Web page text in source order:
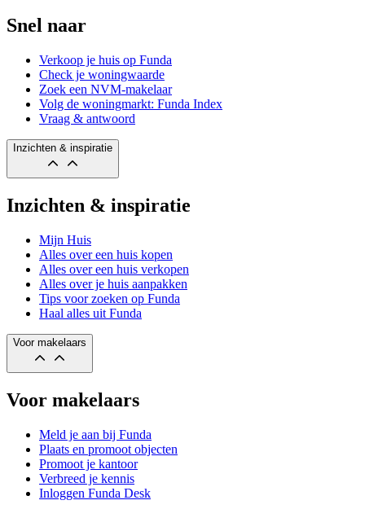
Snel naar
Verkoop je huis op Funda
Check je woningwaarde
Zoek een NVM-makelaar
Volg de woningmarkt: Funda Index
Vraag & antwoord
Inzichten & inspiratie
Inzichten & inspiratie
Mijn Huis
Alles over een huis kopen
Alles over een huis verkopen
Alles over je huis aanpakken
Tips voor zoeken op Funda
Haal alles uit Funda
Voor makelaars
Voor makelaars
Meld je aan bij Funda
Plaats en promoot objecten
Promoot je kantoor
Verbreed je kennis
Inloggen Funda Desk